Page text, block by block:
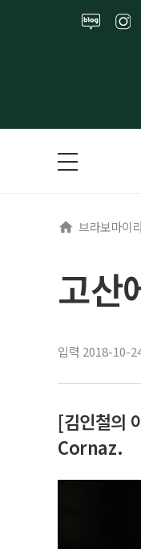
브라보마이
고산
입력 2018-10-
[김인철의
Cornaz.